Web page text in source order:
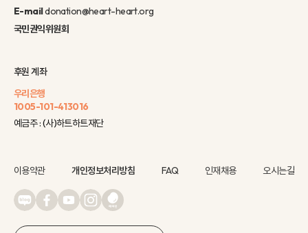
E-maildonation@heart-heart.org
국민권익위원회
후원 계좌
우리은행
1005-101-413016
예금주 : (사)하트하트재단
이용약관 개인정보처리방침 FAQ 인재채용 오시는길